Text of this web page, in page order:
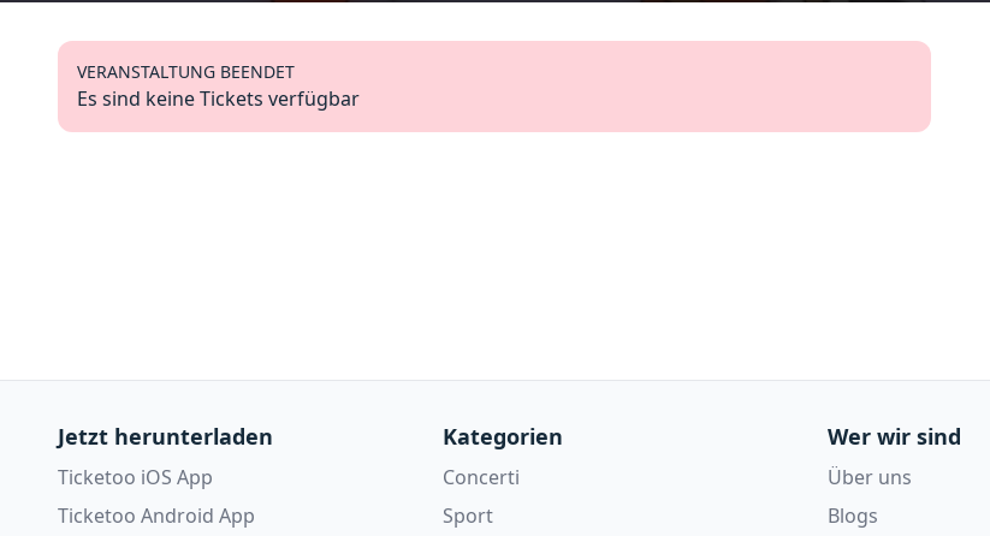
VERANSTALTUNG BEENDET
Es sind keine Tickets verfügbar
Jetzt herunterladen
Ticketoo iOS App
Ticketoo Android App
Kategorien
Concerti
Sport
Wer wir sind
Über uns
Blogs